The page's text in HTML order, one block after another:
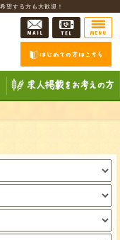
望する方も大歓迎！